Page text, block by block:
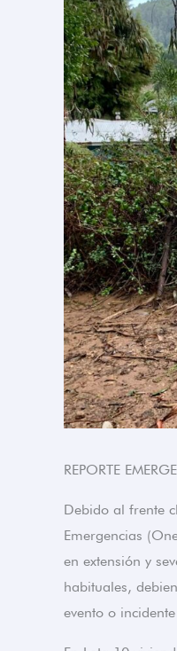
REPORTE
Debido al frente
Emergencias
en extensión y
habituales,
evento o